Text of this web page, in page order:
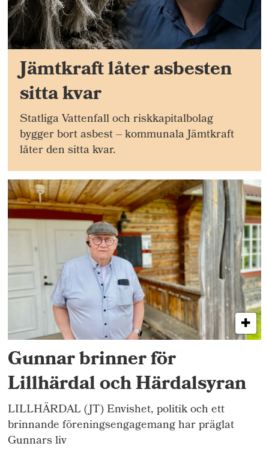
Jämtkraft låter asbesten
sitta kvar
Statliga Vattenfall och riskkapitalbolag
bygger bort asbest – kommunala Jämtkraft
låter den sitta kvar.
Gunnar brinner för
Lillhärdal och Härdalsyran
LILLHÄRDAL (JT) Envishet, politik och ett
brinnande föreningsengagemang har präglat
Gunnars liv